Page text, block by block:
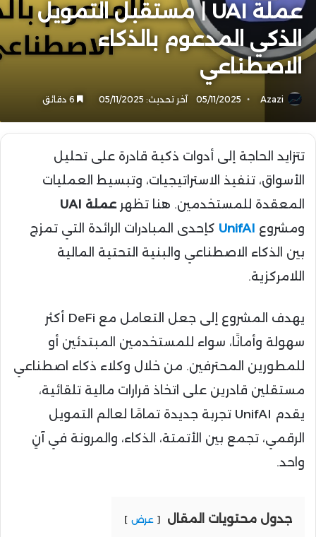
عملة UAI | مستقبل التمويل
الذكي المدعوم بالذكاء
الاصطناعي
Azazi
05/11/2025 آخر تحديث: 05/11/2025
تتزايد الحاجة إلى أدوات ذكية قادرة على تحليل
الأسواق، تنفيذ الاستراتيجيات، وتبسيط العمليات
المعقدة للمستخدمين. هنا تظهرعملة UAI
ومشروع UnifAI كإحدى المبادرات الرائدة التي تمزج
بين الذكاء الاصطناعي والبنية التحتية المالية
اللامركزية.
يهدف المشروع إلى جعل التعامل مع DeFi أكثر
سهولة وأمانًا، سواء للمستخدمين المبتدئين أو
للمطورين المحترفين. من خلال وكلاء ذكاء اصطناعي
مستقلين قادرين على اتخاذ قرارات مالية تلقائية،
يقدم UnifAI تجربة جديدة تمامًا لعالم التمويل
الرقمي، تجمع بين الأتمتة، الذكاء، والمرونة في آنٍ
واحد.
جدول محتويات المقال عرض